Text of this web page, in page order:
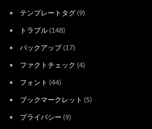
テンプレートタグ (9)
トラブル (148)
バックアップ(17)
ファクトチェック (4)
フォント (44)
ブックマークレット (5)
プライバシー (9)